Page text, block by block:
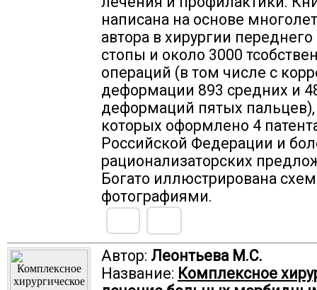
написана на основе
автора в хирургии переднего
стопы и около 3000
операций (в том числе с
деформации 893 средних и
деформаций пятых пальцев),
которых оформлено 4
Российской Федерации и
рационализаторских
Богато иллюстрирована
фотографиями.
Автор: Леонтьева М.С.
Название: Комплексное